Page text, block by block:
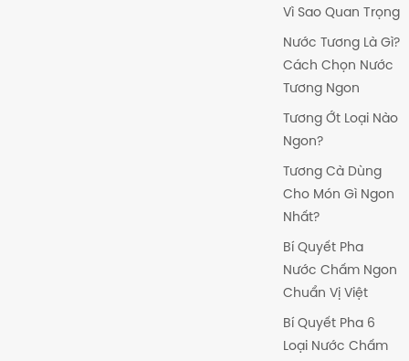
Vì Sao Quan Trọng
Nước Tương Là Gì?
Cách Chọn Nước
Tương Ngon
Tương Ớt Loại Nào
Ngon?
Tương Cà Dùng
Cho Món Gì Ngon
Nhất?
Bí Quyết Pha
Nước Chấm Ngon
Chuẩn Vị Việt
Bí Quyết Pha 6
Loại Nước Chấm